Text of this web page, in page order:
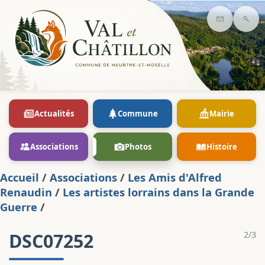
Contact
Actualités Commune Mairie
Associations Photos Histoire
Accueil / Associations / Les Amis d'Alfred
Renaudin / Les artistes lorrains dans la Grande
Guerre /
2/3
DSC07252